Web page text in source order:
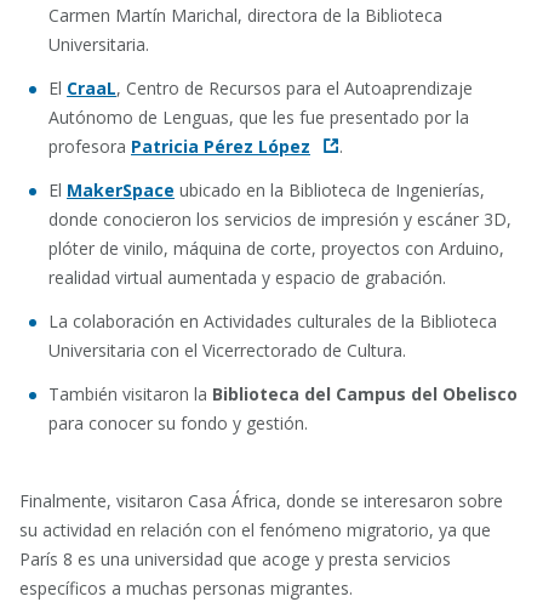
Carmen Martín Marichal, directora de la Biblioteca
Universitaria.
El CraaL, Centro de Recursos para el Autoaprendizaje
Autónomo de Lenguas, que les fue presentado por la
profesora Patricia Pérez López
.
El MakerSpace ubicado en la Biblioteca de Ingenierías,
donde conocieron los servicios de impresión y escáner 3D,
plóter de vinilo, máquina de corte, proyectos con Arduino,
realidad virtual aumentada y espacio de grabación.
La colaboración en Actividades culturales de la Biblioteca
Universitaria con el Vicerrectorado de Cultura.
También visitaron la Biblioteca del Campus del Obelisco
para conocer su fondo y gestión.
Finalmente, visitaron Casa África, donde se interesaron sobre
su actividad en relación con el fenómeno migratorio, ya que
París 8 es una universidad que acoge y presta servicios
específicos a muchas personas migrantes.